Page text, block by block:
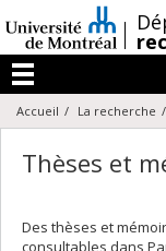
au
contenu
/
Menu
Accueil La recherche
Thèses et
Des thèses et
consultables dans